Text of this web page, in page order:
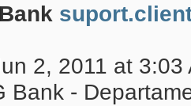
2, 2011 at 3:03
Bank -